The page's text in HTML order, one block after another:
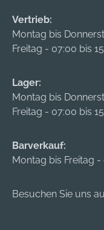
Vertrieb:
Montag bis
Freitag - 07:00 bis
Lager:
Montag bis
Freitag - 07:00 bis
Barverkauf:
Montag bis Freitag
Besuchen Sie uns